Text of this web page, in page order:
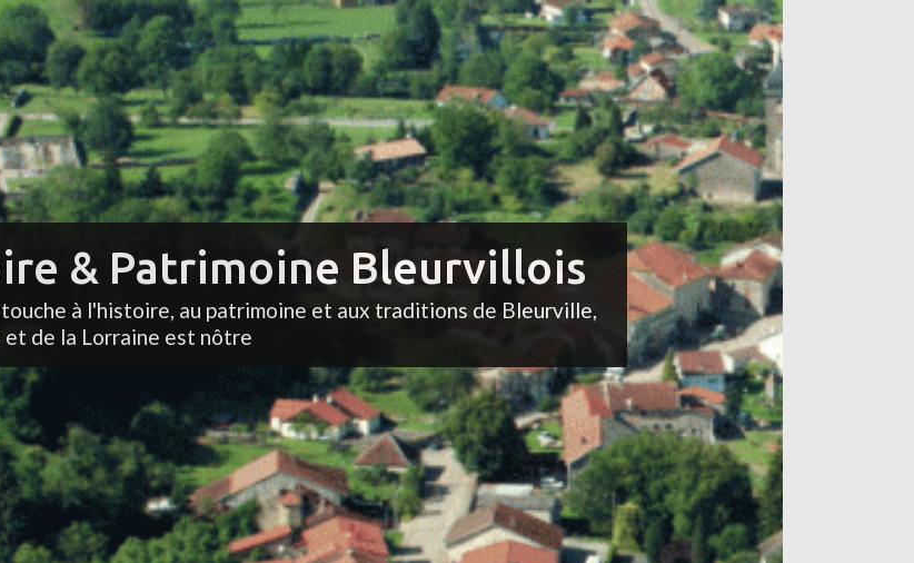
& Patrimoine Bleurvillois
à l'histoire, au patrimoine et aux traditions de Bleurville,
et de la Lorraine est nôtre